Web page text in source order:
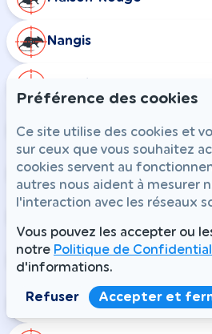
Nangis
Combs-la-Ville
Champdeuil
Courtomer
Crisenoy
Préférence des cookies
Ce site utilise des cookies et
sur ceux que vous souhaitez
cookies servent au
autres nous aident à mesurer
l'interaction avec les réseaux
Vous pouvez les accepter ou
notre Politique de
d'informations.
Refuser Accepter et